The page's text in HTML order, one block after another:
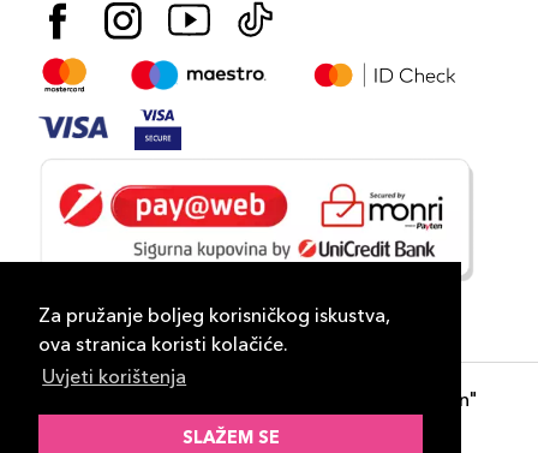
Za pružanje boljeg korisničkog iskustva,
ova stranica koristi kolačiće.
Uvjeti korištenja
SLAŽEM SE
- "DP Lux Distribution"
d.o.o. Banja Luka
ID-S Consulting d.o.o. Sarajevo